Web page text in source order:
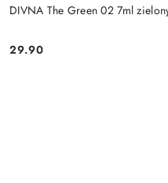
DIVNA The Green 02 7ml
Cena:
29.90